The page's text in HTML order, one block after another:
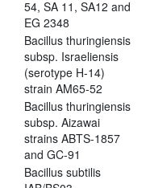
54, SA 11, SA12 and
EG 2348
Bacillus thuringiensis
subsp. Israeliensis
(serotype H-14)
strain AM65-52
Bacillus thuringiensis
subsp. Aizawai
strains ABTS-1857
and GC-91
Bacillus subtilis